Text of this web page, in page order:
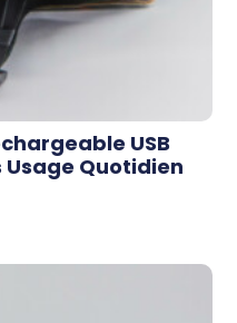
USB
Usage Quotidien